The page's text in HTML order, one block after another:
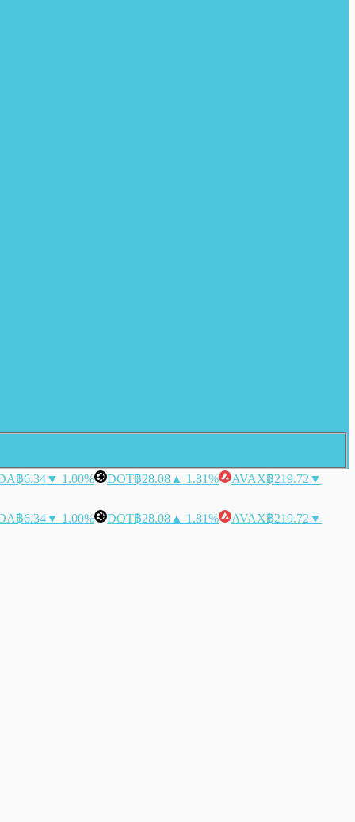
฿6.34▼ 1.00% DOT฿28.08 ▲ 1.81% AVAX฿219.72 ▼
฿6.34▼ 1.00% DOT฿28.08 ▲ 1.81% AVAX฿219.72 ▼